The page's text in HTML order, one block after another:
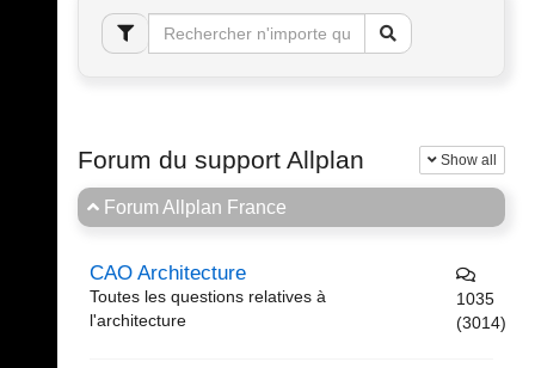
Forum du support Allplan Show all
Forum Allplan France
CAO Architecture
Toutes les questions relatives à
l'architecture
1035
(3014)